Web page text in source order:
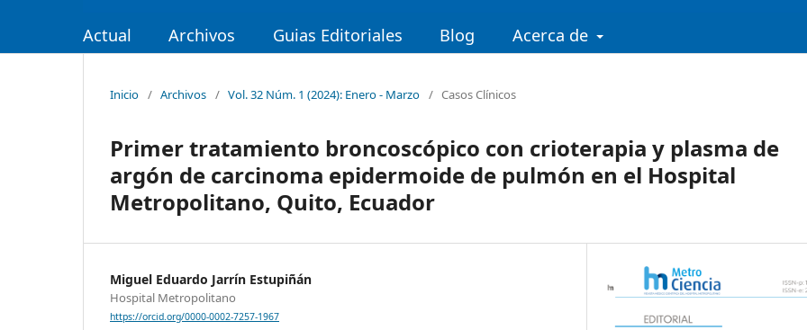
Actual Archivos Guias Editoriales Blog Acerca de
Inicio / Archivos / Vol. 32 Núm. 1 (2024): Enero - Marzo / Casos Clínicos
Primer tratamiento broncoscópico con crioterapia y plasma de
argón de carcinoma epidermoide de pulmón en el Hospital
Metropolitano, Quito, Ecuador
Miguel Eduardo Jarrín Estupiñán
Hospital Metropolitano
https://orcid.org/0000-0002-7257-1967